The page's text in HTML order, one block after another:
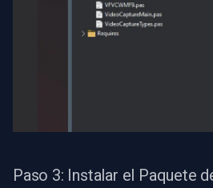
Paso 3: Instalar el Paquete